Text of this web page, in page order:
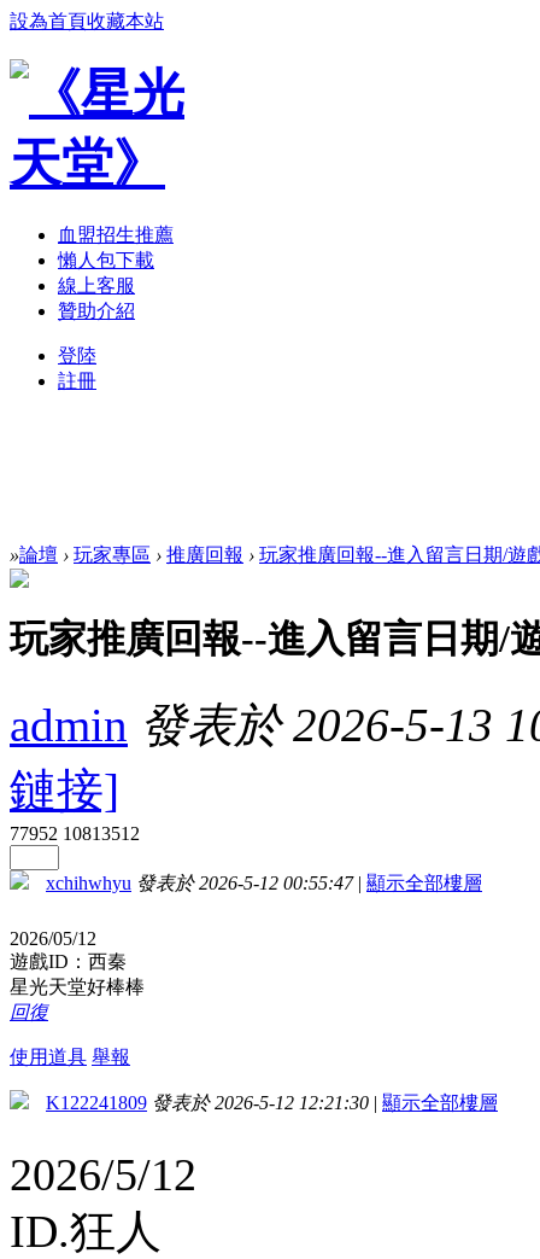
設為首頁收藏本站
血盟招生推薦
懶人包下載
線上客服
贊助介紹
登陸
註冊
»論壇 › 玩家專區 › 推廣回報 › 玩家推廣回報--進入留言日期/遊
玩家推廣回報--進入留言日期/
admin 發表於 2026-5-13
鏈接]
77952 10813512
xchihwhyu 發表於 2026-5-12 00:55:47 | 顯示全部樓層
2026/05/12
遊戲ID：西秦
星光天堂好棒棒
回復
使用道具 舉報
K122241809 發表於 2026-5-12 12:21:30 | 顯示全部樓層
2026/5/12
ID.狂人